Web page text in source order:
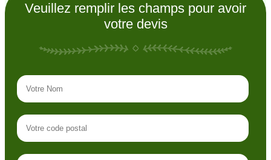
Veuillez remplir les champs pour avoir
votre devis